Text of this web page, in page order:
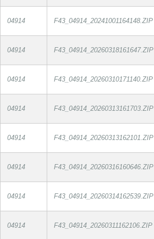
04914 F43_04914_20241001164148.ZIP
04914 F43_04914_20260318161647.ZIP
04914 F43_04914_20260310171140.ZIP
04914 F43_04914_20260313161703.ZIP
04914 F43_04914_20260313162101.ZIP
04914 F43_04914_20260316160646.ZIP
04914 F43_04914_20260314162539.ZIP
04914 F43_04914_20260311162106.ZIP